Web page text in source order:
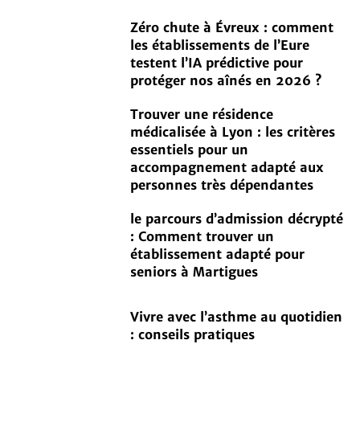
Zéro chute à Évreux : comment
les établissements de l’Eure
testent l’IA prédictive pour
protéger nos aînés en 2026 ?
Trouver une résidence
médicalisée à Lyon : les critères
essentiels pour un
accompagnement adapté aux
personnes très dépendantes
le parcours d’admission décrypté
: Comment trouver un
établissement adapté pour
seniors à Martigues
Vivre avec l’asthme au quotidien
: conseils pratiques